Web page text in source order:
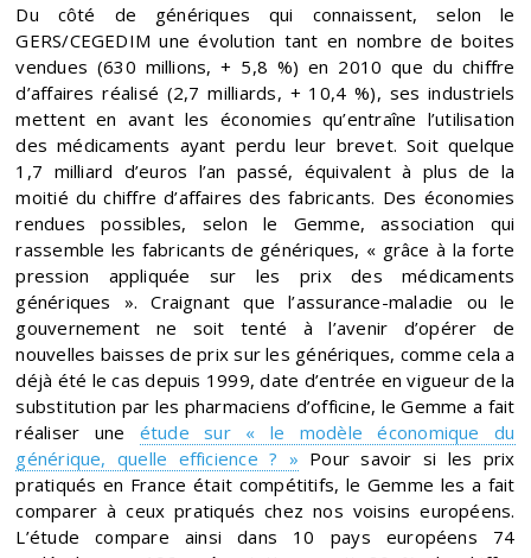
Du côté de génériques qui connaissent, selon le
GERS/CEGEDIM une évolution tant en nombre de boites
vendues (630 millions, + 5,8 %) en 2010 que du chiffre
d’affaires réalisé (2,7 milliards, + 10,4 %), ses industriels
mettent en avant les économies qu’entraîne l’utilisation
des médicaments ayant perdu leur brevet. Soit quelque
1,7 milliard d’euros l’an passé, équivalent à plus de la
moitié du chiffre d’affaires des fabricants. Des économies
rendues possibles, selon le Gemme, association qui
rassemble les fabricants de génériques, « grâce à la forte
pression appliquée sur les prix des médicaments
génériques ». Craignant que l’assurance-maladie ou le
gouvernement ne soit tenté à l’avenir d’opérer de
nouvelles baisses de prix sur les génériques, comme cela a
déjà été le cas depuis 1999, date d’entrée en vigueur de la
substitution par les pharmaciens d’officine, le Gemme a fait
réaliser une étude sur « le modèle économique du
générique, quelle efficience ? » Pour savoir si les prix
pratiqués en France était compétitifs, le Gemme les a fait
comparer à ceux pratiqués chez nos voisins européens.
L’étude compare ainsi dans 10 pays européens 74